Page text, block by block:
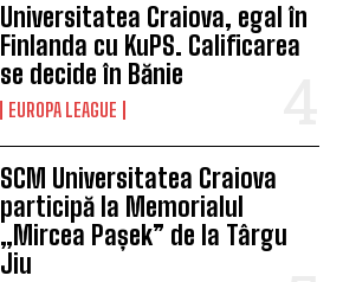
Universitatea Craiova, egal în
Finlanda cu KuPS. Calificarea
se decide în Bănie
EUROPA LEAGUE
SCM Universitatea Craiova
participă la Memorialul
„Mircea Pașek” de la Târgu
Jiu